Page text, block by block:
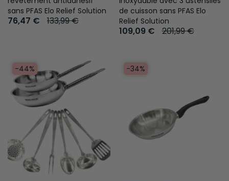
sans PFAS Elo Relief Solution
76,47 € 133,99 €
de cuisson sans PFAS Elo
Relief Solution
109,09 € 201,99 €
-44% -34%